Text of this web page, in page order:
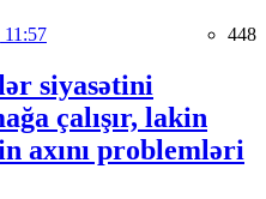
11:57 448
siyasətini
çalışır, lakin
axını problemləri